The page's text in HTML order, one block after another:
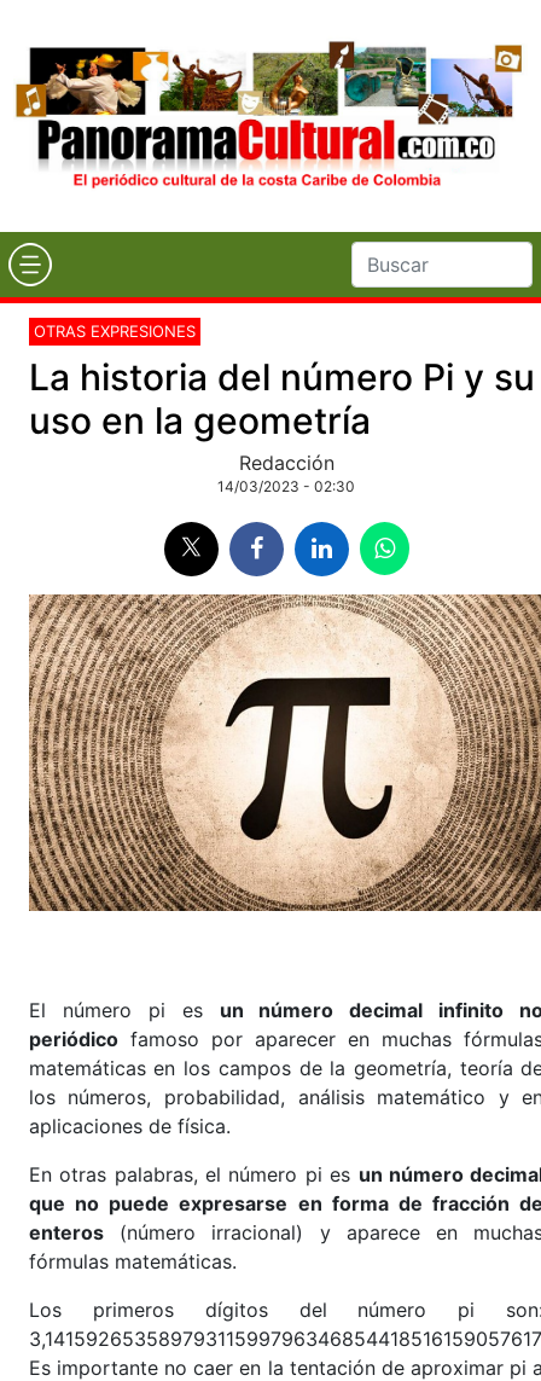
OTRAS EXPRESIONES
La historia del número Pi y su
uso en la geometría
Redacción
14/03/2023 - 02:30
El número pi es un número decimal infinito
periódicofamoso por aparecer en muchas
matemáticas en los campos de la geometría, teoría
los números, probabilidad, análisis matemático y
aplicaciones de física.
En otras palabras, el número pi es un número
que no puede expresarse en forma de fracción
enteros(número irracional) y aparece en
fórmulas matemáticas.
Los primeros dígitos del número pi
Es importante no caer en la tentación de aproximar pi